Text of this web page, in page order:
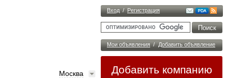
Вход / Регистрация
Мои объявления / Добавить объявление
Добавить компанию
Москва